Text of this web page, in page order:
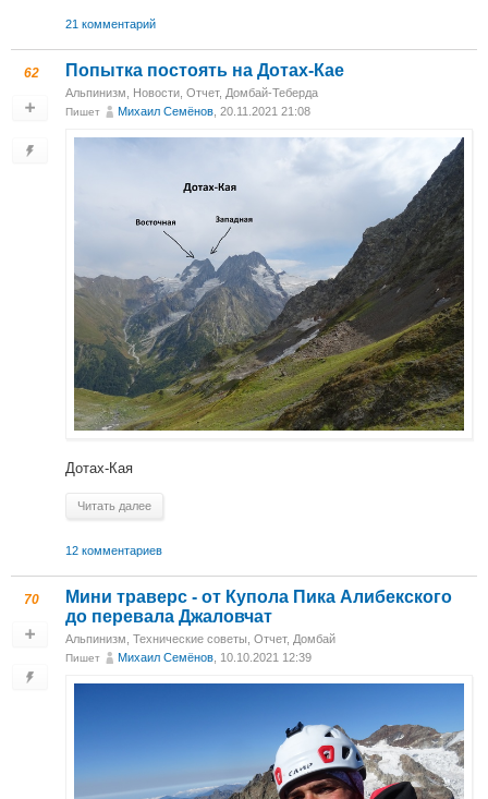
21 комментарий
62 Попытка постоять на Дотах-Кае
Альпинизм Новости Отчет, Домбай-Теберда
Пишет Михаил Cемёнов , 20.11.2021 21:08
Дотах-Кая
Читать далее
12 комментариев
70
Мини траверс - от Купола Пика Алибекского
до перевала Джаловчат
Альпинизм Технические советы Отчет, Домбай
Пишет Михаил Cемёнов , 10.10.2021 12:39